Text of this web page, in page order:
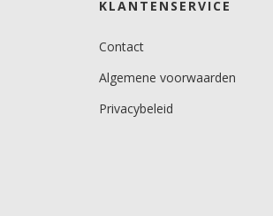
KLANTENSERVICE
Contact
Algemene voorwaarden
Privacybeleid